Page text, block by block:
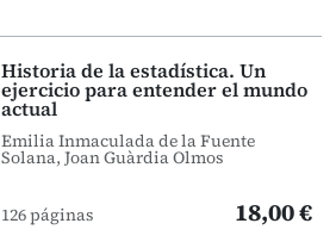
Historia de la estadística. Un
ejercicio para entender el mundo
actual
Emilia Inmaculada de la Fuente
Solana, Joan Guàrdia Olmos
126 páginas 18,00 €